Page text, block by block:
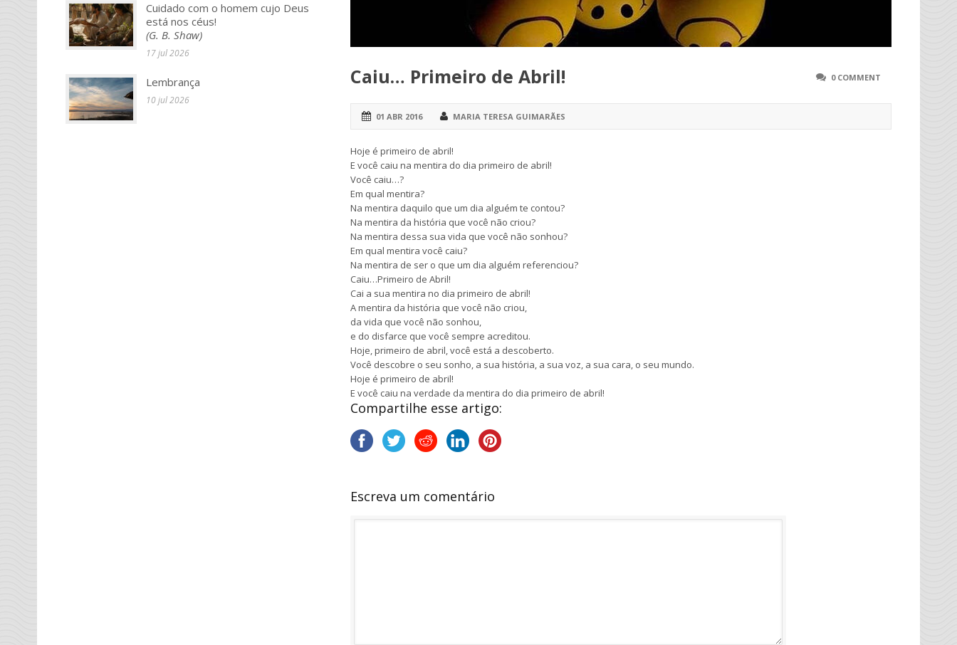
0 COMMENT
Caiu… Primeiro de Abril!
01 ABR 2016 MARIA TERESA GUIMARÃES
Hoje é primeiro de abril!
E você caiu na mentira do dia primeiro de abril!
Você caiu…?
Em qual mentira?
Na mentira daquilo que um dia alguém te contou?
Na mentira da história que você não criou?
Na mentira dessa sua vida que você não sonhou?
Em qual mentira você caiu?
Na mentira de ser o que um dia alguém referenciou?
Caiu…Primeiro de Abril!
Cai a sua mentira no dia primeiro de abril!
A mentira da história que você não criou,
da vida que você não sonhou,
e do disfarce que você sempre acreditou.
Hoje, primeiro de abril, você está a descoberto.
Você descobre o seu sonho, a sua história, a sua voz, a sua cara, o seu mundo.
Hoje é primeiro de abril!
E você caiu na verdade da mentira do dia primeiro de abril!
Compartilhe esse artigo:
Escreva um comentário
Cuidado com o homem cujo Deus
está nos céus!
(G. B. Shaw)
17 jul 2026
Lembrança
10 jul 2026